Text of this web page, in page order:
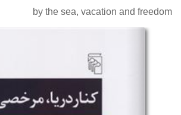
by the sea, vacation and freedom